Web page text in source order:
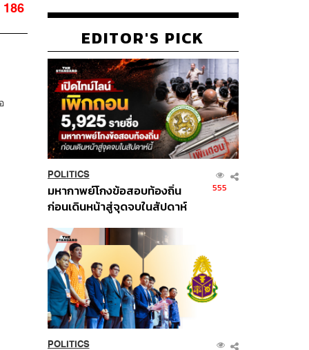
186
EDITOR'S PICK
POLITICS
มหากาพย์โกงข้อสอบท้องถิ่น
ก่อนเดินหน้าสู่จุดจบในสัปดาห์
555
POLITICS